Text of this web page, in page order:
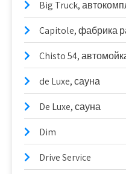
Big Truck,
Capitole, фабрика
Chisto 54,
de Luxe, сауна
De Luxe, сауна
Dim
Drive Service